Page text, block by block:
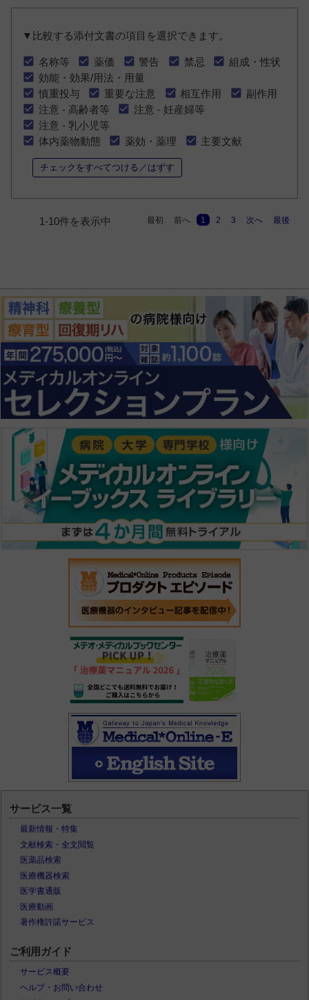
▼比較する添付文書の項目を選択できます。
名称等 薬価 警告 禁忌
組成・性状
効能・効果/用法・用量
慎重投与
重要な注意 相互作用
副作用
注意 - 高齢者等
注意 - 妊産婦等
注意 - 乳小児等
体内薬物動態
薬効・薬理 主要文献
チェックをすべてつける／はずす
1-10件を表示中 最初 前へ 1 2 3 次へ 最後
サービス一覧
最新情報・特集
文献検索・全文閲覧
医薬品検索
医療機器検索
医学書通販
医療動画
著作権許諾サービス
ご利用ガイド
サービス概要
ヘルプ・お問い合わせ